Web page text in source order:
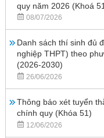
quy năm 2026 (Khoá
08/07/2026
Danh sách thí sinh đủ
nghiệp THPT) theo
(2026-2030)
26/06/2026
Thông báo xét tuyển
chính quy (Khóa 51)
12/06/2026